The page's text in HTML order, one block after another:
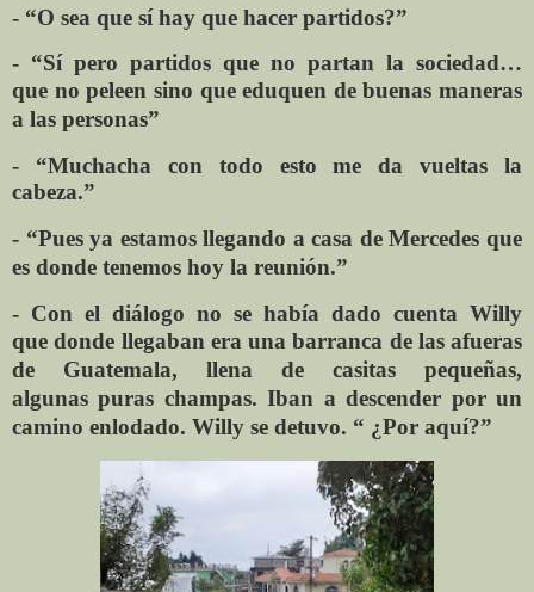
- “O sea que sí hay que hacer partidos?”
- “Sí pero partidos que no partan la sociedad…
que no peleen sino que eduquen de buenas maneras
a las personas”
- “Muchacha con todo esto me da vueltas la
cabeza.”
- “Pues ya estamos llegando a casa de Mercedes que
es donde tenemos hoy la reunión.”
- Con el diálogo no se había dado cuenta Willy
quedonde llegaban era una barranca de las afueras
de Guatemala, llena de casitas pequeñas,
algunaspuras champas. Iban adescender por un
camino enlodado. Willy se detuvo. “ ¿Por aquí?”